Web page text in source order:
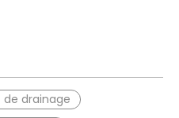
drainage